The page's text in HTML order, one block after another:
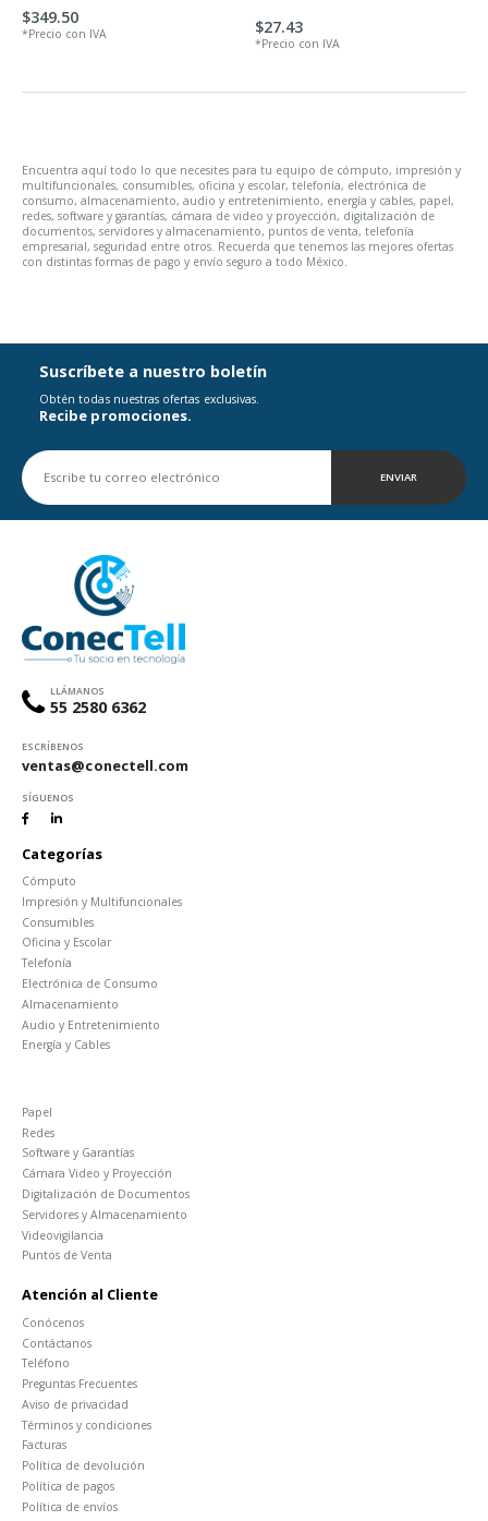
$349.50
*Precio con IVA $27.43
*Precio con IVA
Encuentra aquí todo lo que necesites para tu equipo de cómputo, impresión y
multifuncionales, consumibles, oficina y escolar, telefonía, electrónica de
consumo, almacenamiento, audio y entretenimiento, energía y cables, papel,
redes, software y garantías, cámara de video y proyección, digitalización de
documentos, servidores y almacenamiento, puntos de venta, telefonía
empresarial, seguridad entre otros. Recuerda que tenemos las mejores ofertas
con distintas formas de pago y envío seguro a todo México.
Suscríbete a nuestro boletín
Obtén todas nuestras ofertas exclusivas.
Recibe promociones.
ENVIAR
LLÁMANOS
55 2580 6362
ESCRÍBENOS
ventas@conectell.com
SÍGUENOS
Categorías
Cómputo
Impresión y Multifuncionales
Consumibles
Oficina y Escolar
Telefonía
Electrónica de Consumo
Almacenamiento
Audio y Entretenimiento
Energía y Cables
Papel
Redes
Software y Garantías
Cámara Video y Proyección
Digitalización de Documentos
Servidores y Almacenamiento
Videovigilancia
Puntos de Venta
Atención al Cliente
Conócenos
Contáctanos
Teléfono
Preguntas Frecuentes
Aviso de privacidad
Términos y condiciones
Facturas
Política de devolución
Política de pagos
Política de envíos